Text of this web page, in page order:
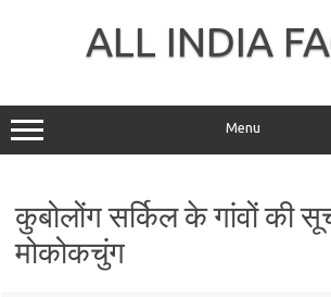
ALL INDIA
Menu
कुबोलोंग सर्किल के गांवों की
मोकोकचुंग